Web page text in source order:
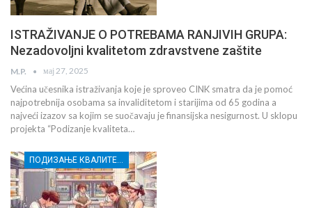
ISTRAŽIVANJE O POTREBAMA RANJIVIH GRUPA:
Nezadovoljni kvalitetom zdravstvene zaštite
M.P. мај 27, 2025
Većina učesnika istraživanja koje je sproveo CINK smatra da je pomoć
najpotrebnija osobama sa invaliditetom i starijima od 65 godina a
najveći izazov sa kojim se suočavaju je finansijska nesigurnost. U sklopu
projekta “Podizanje kvaliteta…